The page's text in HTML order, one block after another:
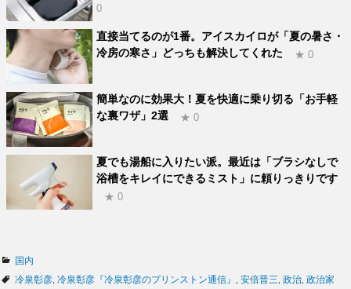
0
直接当てるのが1番。アイスカイロが「夏の暑さ・
冷房の寒さ」どっちも解決してくれた
★ 0
簡単なのに効果大！夏を快適に乗り切る「お手軽
な裏ワザ」2選
★ 0
夏でも湯船に入りたい派。最近は「ブラシなしで
浴槽をキレイにできるミスト」に頼りっきりです
★ 0
カ
テ
国内
タ
冷泉彰彦 冷泉彰彦『冷泉彰彦のプリンストン通信』 安倍晋三 政治 政治家